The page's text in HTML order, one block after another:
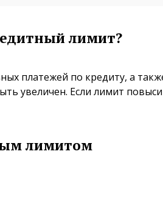
лимит?
платежей по кредиту, а
увеличен. Если лимит
лимитом